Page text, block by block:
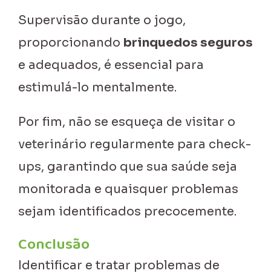
Supervisão durante o jogo,
proporcionando brinquedos seguros
e adequados, é essencial para
estimulá-lo mentalmente.
Por fim, não se esqueça de visitar o
veterinário regularmente para check-
ups, garantindo que sua saúde seja
monitorada e quaisquer problemas
sejam identificados precocemente.
Conclusão
Identificar e tratar problemas de